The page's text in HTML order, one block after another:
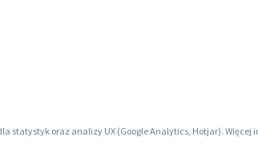
statystyk oraz analizy UX (Google Analytics, Hotjar).